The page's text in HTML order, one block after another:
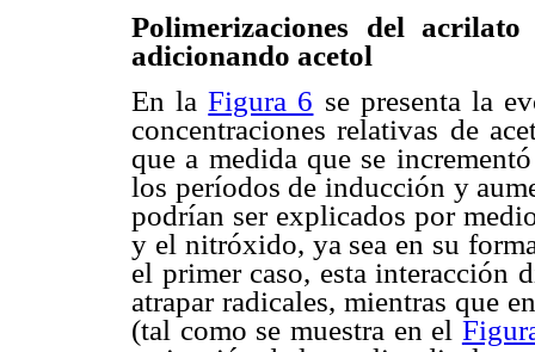
Polimerizaciones del
adicionando acetol
En laFigura 6 se presenta la
concentraciones relativas de
que a medida que se
los períodos de inducción y
podrían ser explicados por
y el nitróxido, ya sea en su
el primer caso, esta
atrapar radicales, mientras que
(tal como se muestra en el